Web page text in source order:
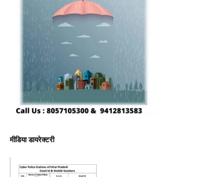
मीडिया डायरेक्टरी